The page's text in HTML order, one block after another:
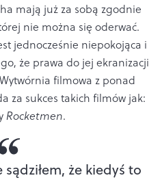
mają już za sobą zgodnie
nie można się oderwać.
jednocześnie niepokojąca i
że prawa do jej ekranizacji
filmowa z ponad
za sukces takich filmów jak:
Rocketmen.
że kiedyś to